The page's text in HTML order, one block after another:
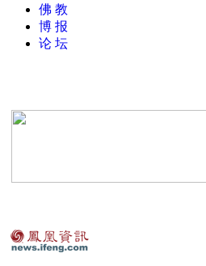
佛 教
博 报
论 坛